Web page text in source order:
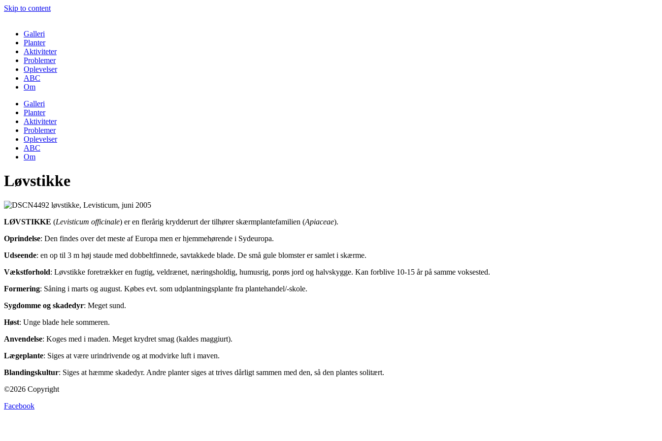
Skip to content
Galleri
Planter
Aktiviteter
Problemer
Oplevelser
ABC
Om
Galleri
Planter
Aktiviteter
Problemer
Oplevelser
ABC
Om
Løvstikke
LØVSTIKKE (Levisticum officinale) er en flerårig krydderurt der tilhører skærmplantefamilien (Apiaceae).
Oprindelse: Den findes over det meste af Europa men er hjemmehørende i Sydeuropa.
Udseende: en op til 3 m høj staude med dobbeltfinnede, savtakkede blade. De små gule blomster er samlet i skærme.
Vækstforhold: Løvstikke foretrækker en fugtig, veldrænet, næringsholdig, humusrig, porøs jord og halvskygge. Kan forblive 10-15 år på samme voksested.
Formering: Såning i marts og august. Købes evt. som udplantningsplante fra plantehandel/-skole.
Sygdomme og skadedyr: Meget sund.
Høst: Unge blade hele sommeren.
Anvendelse: Koges med i maden. Meget krydret smag (kaldes maggiurt).
Lægeplante: Siges at være urindrivende og at modvirke luft i maven.
Blandingskultur: Siges at hæmme skadedyr. Andre planter siges at trives dårligt sammen med den, så den plantes solitært.
©2026 Copyright
Facebook